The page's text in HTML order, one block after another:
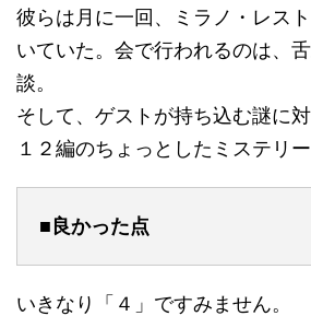
彼らは月に一回、ミラノ・レス
いていた。会で行われるのは、
談。
そして、ゲストが持ち込む謎に対
１２編のちょっとしたミステリー
■良かった点
いきなり「４」ですみません。